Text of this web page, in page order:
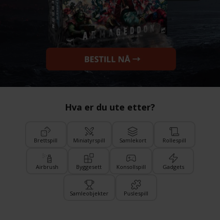
Hva er du ute etter?
Brettspill Miniatyrspill Samlekort Rollespill
Airbrush Byggesett Konsollspill Gadgets
Samleobjekter Puslespill